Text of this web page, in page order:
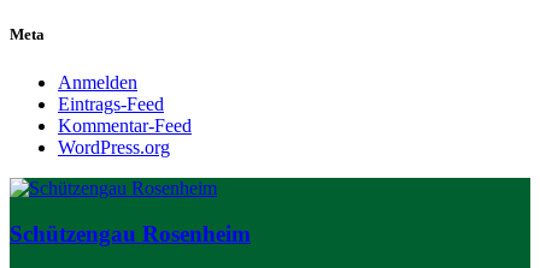
Meta
Anmelden
Eintrags-Feed
Kommentar-Feed
WordPress.org
Schützengau Rosenheim